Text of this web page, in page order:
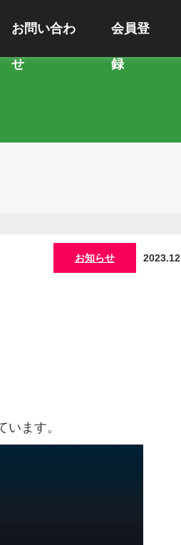
お問い合わ
せ
会員登
録
お知らせ
ます。